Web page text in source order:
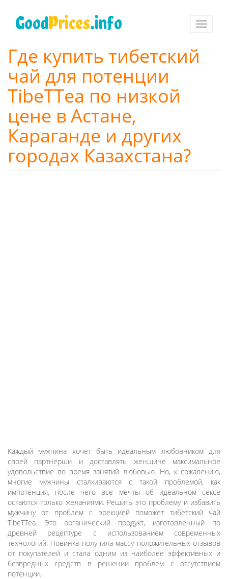
основному
GoodPrices.info
Toggle
Где купить тибетский
чай для потенции
TibeTTea по низкой
цене в Астане,
Караганде и других
городах Казахстана?
Каждый мужчина хочет быть идеальным любовником для
своей партнёрши и доставлять женщине максимальное
удовольствие во время занятий любовью. Но, к сожалению,
многие мужчины сталкиваются с такой проблемой, как
импотенция, после чего все мечты об идеальном сексе
остаются только желаниями. Решить это проблему и избавить
мужчину от проблем с эрекцией поможет тибетский чай
TibeTTea. Это органический продукт, изготовленный по
древней рецептуре с использованием современных
технологий. Новинка получила массу положительных отзывов
от покупателей и стала одним из наиболее эффективных и
безвредных средств в решении проблем с отсутствием
потенции.